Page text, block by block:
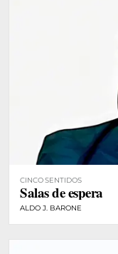
CINCO SENTIDOS
Salas de espera
ALDO J. BARONE